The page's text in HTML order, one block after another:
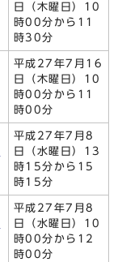
日（木曜日）10
時00分から11
時30分
平成27年7月16
日（木曜日）10
時00分から11
時00分
平成27年7月8
日（水曜日）13
時15分から15
時15分
平成27年7月8
日（水曜日）10
時00分から12
時00分